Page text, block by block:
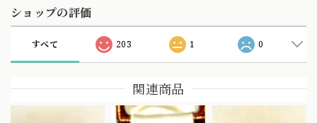
ショップの評価
すべて 203 1 0
関連商品